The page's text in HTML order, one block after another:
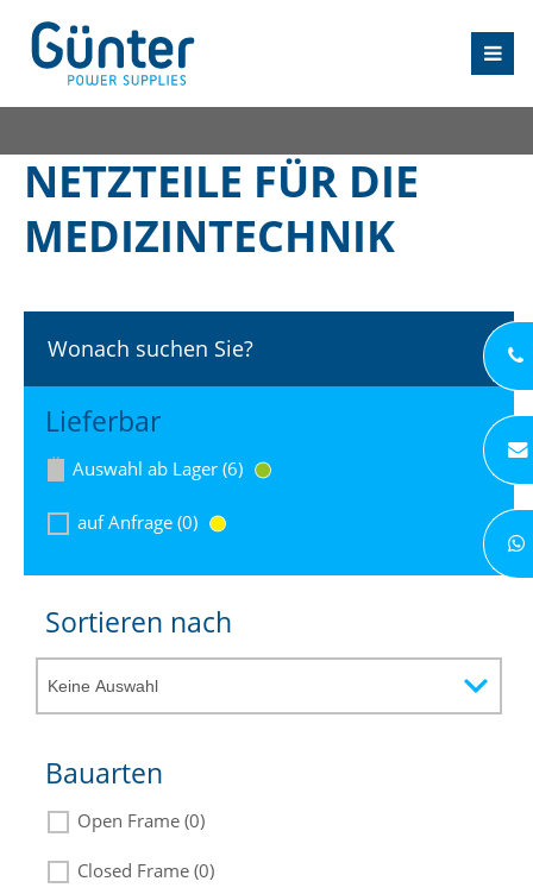
NETZTEILE FÜR DIE
MEDIZINTECHNIK
Wonach suchen Sie?
Lieferbar
Auswahl ab Lager (6)
auf Anfrage (0)
Sortieren nach
Bauarten
Open Frame (0)
Closed Frame (0)